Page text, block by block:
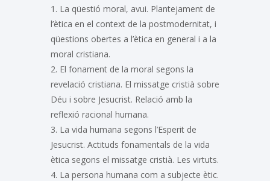
1. La qüestió moral, avui. Plantejament de
l’ètica en el context de la postmodernitat, i
qüestions obertes a l’ètica en general i a la
moral cristiana.
2. El fonament de la moral segons la
revelació cristiana. El missatge cristià sobre
Déu i sobre Jesucrist. Relació amb la
reflexió racional humana.
3. La vida humana segons l’Esperit de
Jesucrist. Actituds fonamentals de la vida
ètica segons el missatge cristià. Les virtuts.
4. La persona humana com a subjecte ètic.